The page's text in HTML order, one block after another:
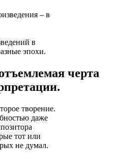
– в
в
эпохи.
черта
творение.
даже
тот или
не думал.